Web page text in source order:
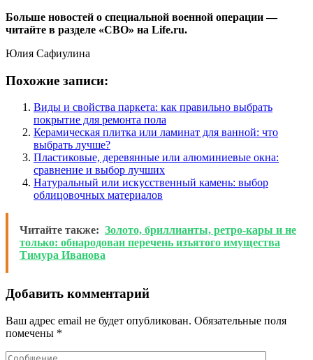
Больше новостей о специальной военной операции —
читайте в разделе «СВО» на Life.ru.
Юлия Сафиулина
Похожие записи:
Виды и свойства паркета: как правильно выбрать
покрытие для ремонта пола
Керамическая плитка или ламинат для ванной: что
выбрать лучше?
Пластиковые, деревянные или алюминиевые окна:
сравнение и выбор лучших
Натуральный или искусственный камень: выбор
облицовочных материалов
Читайте также: Золото, бриллианты, ретро-кары и не
только: обнародован перечень изъятого имущества
Тимура Иванова
Добавить комментарий
Ваш адрес email не будет опубликован. Обязательные поля
помечены *